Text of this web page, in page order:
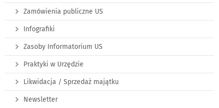
Zamówienia publiczne US
Infografiki
Zasoby Informatorium US
Praktyki w Urzędzie
Likwidacja / Sprzedaż majątku
Newsletter